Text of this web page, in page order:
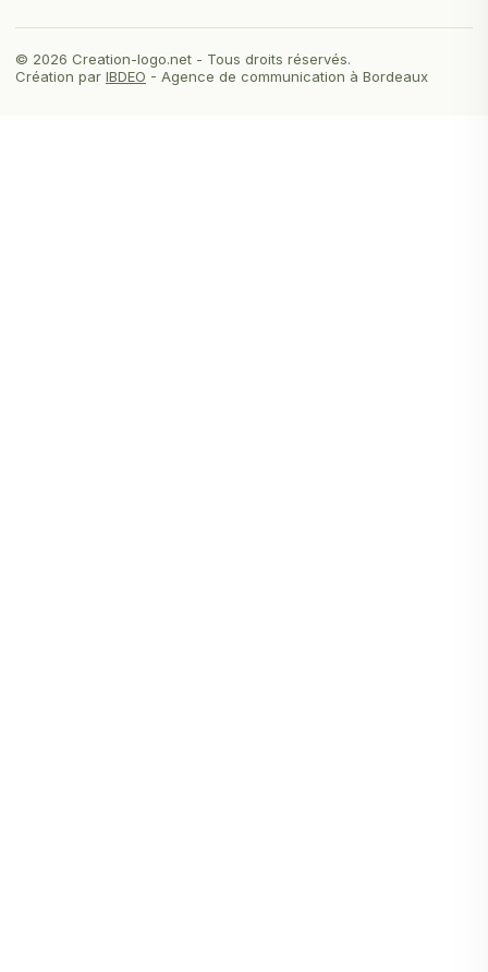
© 2026 Creation-logo.net - Tous droits réservés.
Création par IBDEO - Agence de communication à Bordeaux